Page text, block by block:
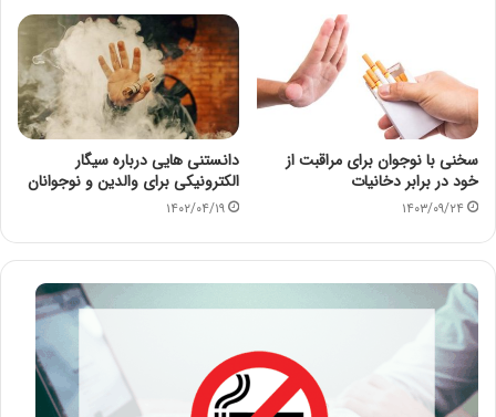
سخنی با نوجوان برای مراقبت از
خود در برابر دخانیات
۱۴۰۳/۰۹/۲۴
دانستنی هایی درباره سیگار
الکترونیکی برای والدین و نوجوانان
۱۴۰۲/۰۴/۱۹